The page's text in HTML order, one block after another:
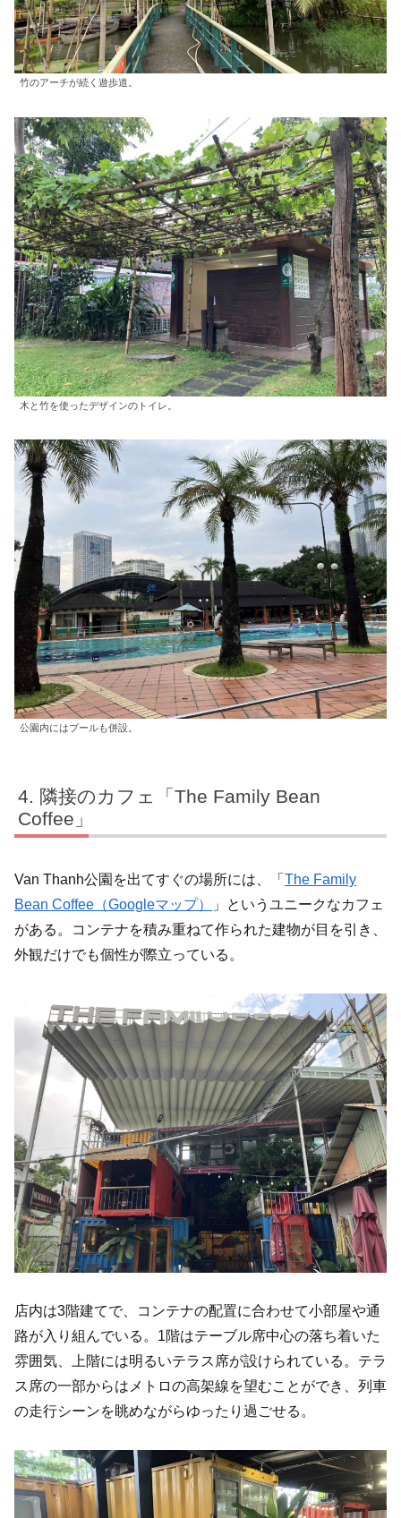
竹のアーチが続く遊歩道。
木と竹を使ったデザインのトイレ。
公園内にはプールも併設。
隣接のカフェ「The Family Bean
Coffee」
Van Thanh公園を出てすぐの場所には、「 The Family
Bean Coffee（Googleマップ）
」というユニークなカフェ
がある。コンテナを積み重ねて作られた建物が目を引き、
外観だけでも個性が際立っている。
店内は3階建てで、コンテナの配置に合わせて小部屋や通
路が入り組んでいる。1階はテーブル席中心の落ち着いた
雰囲気、上階には明るいテラス席が設けられている。テラ
ス席の一部からはメトロの高架線を望むことができ、列車
の走行シーンを眺めながらゆったり過ごせる。